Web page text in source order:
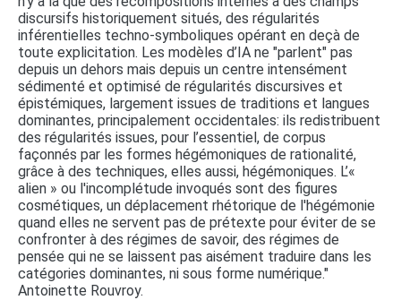
discursifs historiquement situés, des régularités
inférentielles techno-symboliques opérant en deçà de
toute explicitation. Les modèles d’IA ne "parlent" pas
depuis un dehors mais depuis un centre intensément
sédimenté et optimisé de régularités discursives et
épistémiques, largement issues de traditions et langues
dominantes, principalement occidentales: ils redistribuent
des régularités issues, pour l’essentiel, de corpus
façonnés par les formes hégémoniques de rationalité,
grâce à des techniques, elles aussi, hégémoniques. L’«
alien » ou l'incomplétude invoqués sont des figures
cosmétiques, un déplacement rhétorique de l'hégémonie
quand elles ne servent pas de prétexte pour éviter de se
confronter à des régimes de savoir, des régimes de
pensée qui ne se laissent pas aisément traduire dans les
catégories dominantes, ni sous forme numérique."
Antoinette Rouvroy.